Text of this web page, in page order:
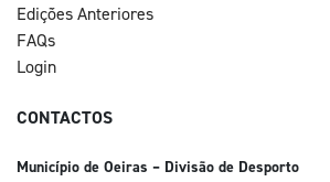
Edições Anteriores
FAQs
Login
CONTACTOS
Município de Oeiras – Divisão de Desporto